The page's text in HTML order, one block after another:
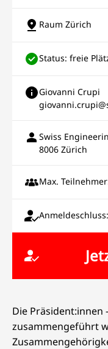
Raum Zürich
Status: freie
Giovanni Crupi
Swiss
8006 Zürich
Max.
Die Präsident:innen
zusammengeführt